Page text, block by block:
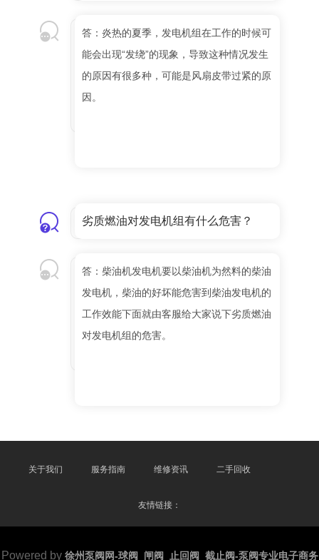
答：炎热的夏季，发电机组在工作的时候可
能会出现“发绕”的现象，导致这种情况发生
的原因有很多种，可能是风扇皮带过紧的原
因。
劣质燃油对发电机组有什么危害？
答：柴油机发电机要以柴油机为然料的柴油
发电机，柴油的好坏能危害到柴油发电机的
工作效能下面就由客服给大家说下劣质燃油
对发电机组的危害。
关于我们 服务指南 维修资讯 二手回收
友情链接：
Powered by 徐州泵阀网-球阀_闸阀_止回阀_截止阀-泵阀专业电子商务